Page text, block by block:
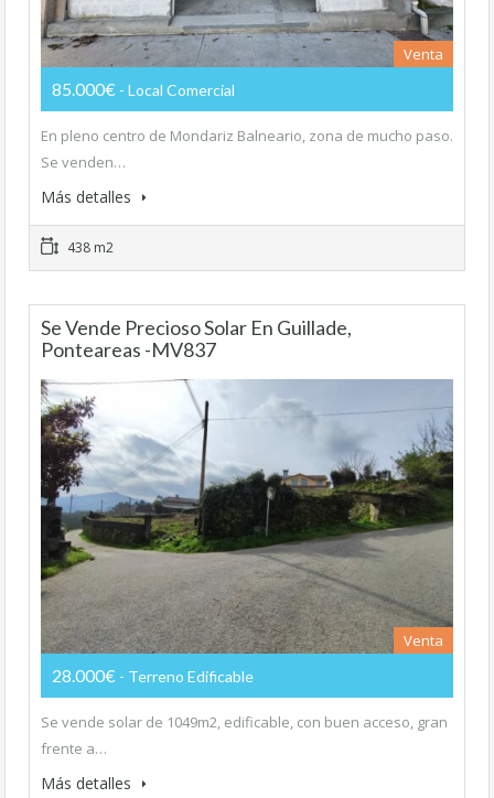
Venta
85.000€ - Local Comercial
En pleno centro de Mondariz Balneario, zona de mucho paso.
Se venden…
Más detalles
438 m2
Se Vende Precioso Solar En Guillade,
Ponteareas -MV837
Venta
28.000€ - Terreno Edificable
Se vende solar de 1049m2, edificable, con buen acceso, gran
frente a…
Más detalles